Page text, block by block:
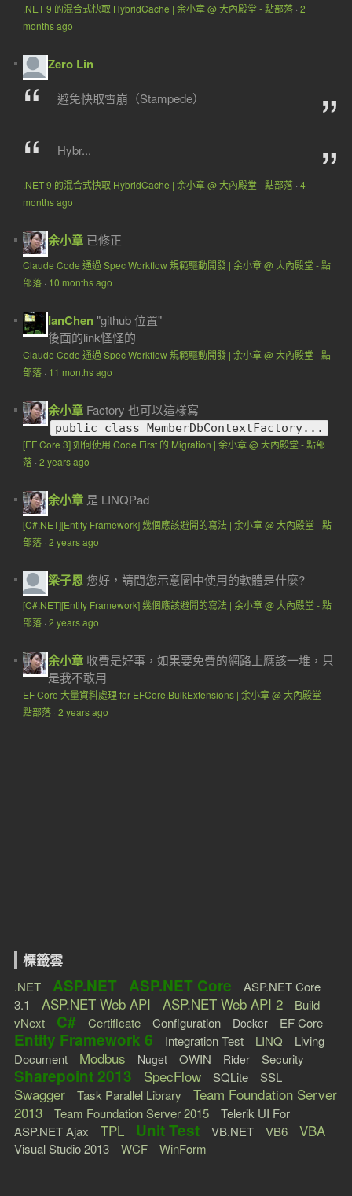
.NET 9 的混合式快取 HybridCache | 余小章 @ 大內殿堂 - 點部落· 2
months ago
Zero Lin
避免快取雪崩（Stampede）
Hybr...
.NET 9 的混合式快取 HybridCache | 余小章 @ 大內殿堂 - 點部落· 4
months ago
余小章 已修正
Claude Code 通過 Spec Workflow 規範驅動開發 | 余小章 @ 大內殿堂 - 點
部落· 10 months ago
IanChen"github 位置"
後面的link怪怪的
Claude Code 通過 Spec Workflow 規範驅動開發 | 余小章 @ 大內殿堂 - 點
部落· 11 months ago
余小章 Factory 也可以這樣寫
public class MemberDbContextFactory...
[EF Core 3] 如何使用 Code First 的 Migration | 余小章 @ 大內殿堂 - 點部
落· 2 years ago
余小章 是 LINQPad
[C#.NET][Entity Framework] 幾個應該避開的寫法 | 余小章 @ 大內殿堂 - 點
部落· 2 years ago
梁子恩 您好，請問您示意圖中使用的軟體是什麼?
[C#.NET][Entity Framework] 幾個應該避開的寫法 | 余小章 @ 大內殿堂 - 點
部落· 2 years ago
余小章 收費是好事，如果要免費的網路上應該一堆，只
是我不敢用
EF Core 大量資料處理 for EFCore.BulkExtensions | 余小章 @ 大內殿堂 -
點部落· 2 years ago
標籤雲
.NET ASP.NET ASP.NET Core
ASP.NET Core
3.1
ASP.NET Web API ASP.NET Web API 2
Build
vNext
C# Certificate Configuration Docker EF Core
Entity Framework 6 Integration Test LINQ
Living
Document
Modbus Nuget OWIN Rider Security
Sharepoint 2013 SpecFlow SQLite SSL
Swagger Task Parallel Library
Team Foundation Server
2013
Team Foundation Server 2015
Telerik UI For
ASP.NET Ajax
TPL Unit Test VB.NET VB6 VBA
Visual Studio 2013 WCF WinForm